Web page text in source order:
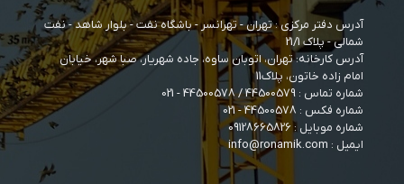
آدرس دفتر مرکزی : تهران - تهرانسر - باشگاه نفت - بلوار شاهد - نفت
شمالی - پلاک 21/1
آدرس کارخانه: تهران، اتوبان ساوه، جاده شهریار، صبا شهر، خیابان
امام زاده خاتون، پلاک11
شماره تماس : 44500579
/
44500578
- 021
شماره فکس : 44500578 - 021
شماره موبایل : 09128665826
ایمیل : info@ronamik.com